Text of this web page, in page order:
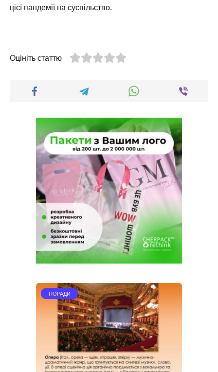
цієї пандемії на суспільство.
Оцініть статтю
ПОРАДИ